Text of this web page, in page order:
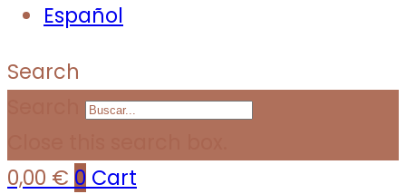
Español
Search
0,00 € 0 Cart